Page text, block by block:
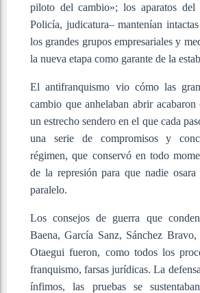
piloto del cambio»; los aparatos del
Policía, judicatura– mantenían
los grandes grupos empresariales y
la nueva etapa como garante de la
El antifranquismo vio cómo las
cambio que anhelaban abrir acabaron
un estrecho sendero en el que cada
una serie de compromisos y
régimen, que conservó en todo
de la represión para que nadie
paralelo.
Los consejos de guerra que
Baena, García Sanz, Sánchez
Otaegui fueron, como todos los
franquismo, farsas jurídicas. La
ínfimos, las pruebas se